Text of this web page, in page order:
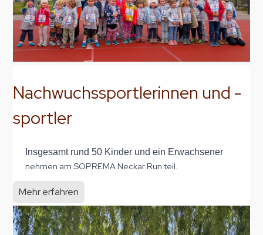
Nachwuchssportlerinnen und -
sportler
Insgesamt rund 50 Kinder und ein Erwachsener
nehmen am SOPREMA Neckar Run teil.
Mehr erfahren